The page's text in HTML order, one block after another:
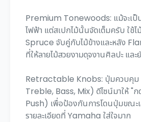
Premium Tonewoods: แม้จะเป็
ไฟฟ้า แต่สเปกไม้นั้นจัดเต็มครับ ใช้ไ
Spruce จับคู่กับไม้ข้างและหลัง
ที่ให้ลายไม้สวยงามดุจงานศิลปะ และ
Retractable Knobs: ปุ่มควบคุ
Treble, Bass, Mix) ดีไซน์มาให้ "
Push) เพื่อป้องกันการโดนปุ่มขณะ
รายละเอียดที่ Yamaha ใส่ใจมาก